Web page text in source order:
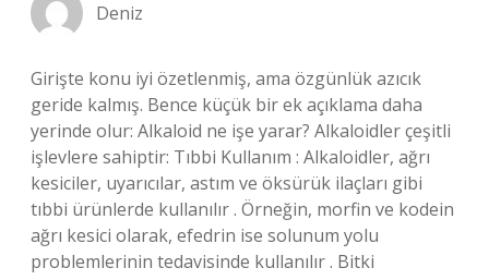
Deniz
Girişte konu iyi özetlenmiş, ama özgünlük azıcık
geride kalmış. Bence küçük bir ek açıklama daha
yerinde olur: Alkaloid ne işe yarar? Alkaloidler çeşitli
işlevlere sahiptir: Tıbbi Kullanım : Alkaloidler, ağrı
kesiciler, uyarıcılar, astım ve öksürük ilaçları gibi
tıbbi ürünlerde kullanılır . Örneğin, morfin ve kodein
ağrı kesici olarak, efedrin ise solunum yolu
problemlerinin tedavisinde kullanılır . Bitki